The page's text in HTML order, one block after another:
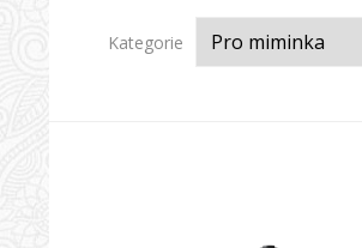
Kategorie